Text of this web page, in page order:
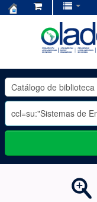
OLADE
-